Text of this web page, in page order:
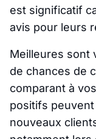
est significatif
avis pour leurs
Meilleures sont
de chances de
comparant à
positifs peuvent
nouveaux